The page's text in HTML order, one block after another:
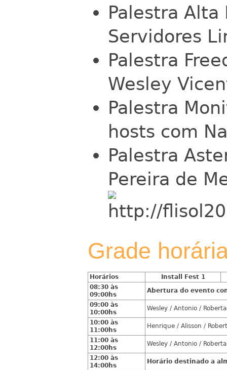
Palestra
Servidores
Palestra
Wesley
Palestra
hosts com
Palestra
Pereira de
Grade
Horários
Install Fest 1
08:30 às
09:00hs
Abertura do evento
09:00 às
10:00hs
Wesley / Antonio /
10:00 às
11:00hs
Henrique / Alisson /
11:00 às
12:00hs
Wesley / Antonio /
12:00 às
14:00hs
Horário destinado a